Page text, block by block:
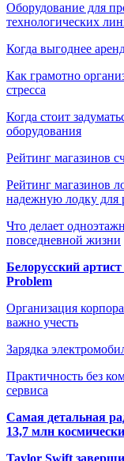
Оборудование для
технологических
Когда выгоднее
Как грамотно
стресса
Когда стоит
оборудования
Рейтинг магазинов
Рейтинг магазинов
надежную лодку для
Что делает
повседневной жизни
Белорусский
Problem
Организация
важно учесть
Зарядка
Практичность без
сервиса
Самая детальная
13,7 млн
Taylor Swift